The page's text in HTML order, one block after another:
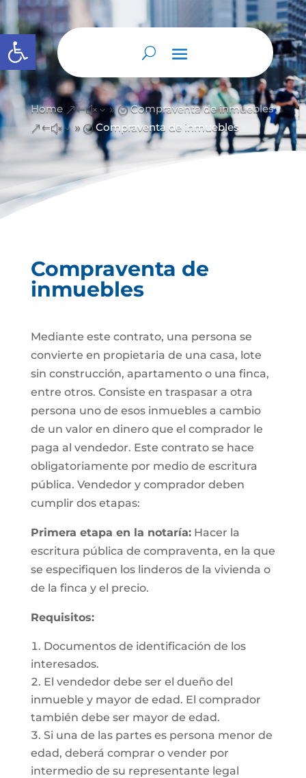
Open toolbar
Home &#x39; Compraventa de inmuebles
&#x39; Compraventa de inmuebles
Compraventa de
inmuebles
Mediante este contrato, una persona se
convierte en propietaria de una casa, lote
sin construcción, apartamento o una finca,
entre otros. Consiste en traspasar a otra
persona uno de esos inmuebles a cambio
de un valor en dinero que el comprador le
paga al vendedor. Este contrato se hace
obligatoriamente por medio de escritura
pública. Vendedor y comprador deben
cumplir dos etapas:
Primera etapa en la notaría:Hacer la
escritura pública de compraventa, en la que
se especifiquen los linderos de la vivienda o
de la finca y el precio.
Requisitos:
Documentos de identificación de los
interesados.
El vendedor debe ser el dueño del
inmueble y mayor de edad. El comprador
también debe ser mayor de edad.
Si una de las partes es persona menor de
edad, deberá comprar o vender por
intermedio de su representante legal